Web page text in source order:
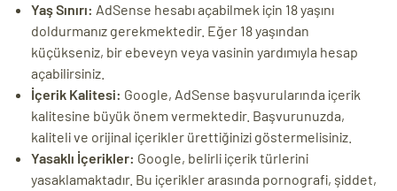
Yaş Sınırı: AdSense hesabı açabilmek için 18 yaşını
doldurmanız gerekmektedir. Eğer 18 yaşından
küçükseniz, bir ebeveyn veya vasinin yardımıyla hesap
açabilirsiniz.
İçerik Kalitesi: Google, AdSense başvurularında içerik
kalitesine büyük önem vermektedir. Başvurunuzda,
kaliteli ve orijinal içerikler ürettiğinizi göstermelisiniz.
Yasaklı İçerikler: Google, belirli içerik türlerini
yasaklamaktadır. Bu içerikler arasında pornografi, şiddet,